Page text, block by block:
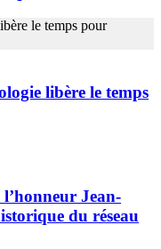
libère le temps
Jean-
du réseau